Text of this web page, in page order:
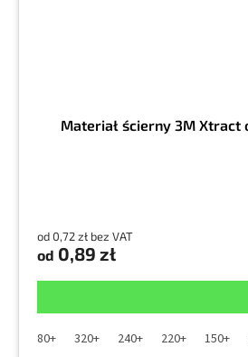
Materiał ścierny 3M Xtract
od 0,72 zł bez VAT
od 0,89 zł
80+ 320+ 240+ 220+ 150+